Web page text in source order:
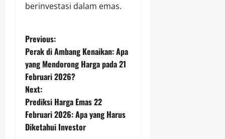
berinvestasi dalam emas.
P
o
s
t
n
Previous:
Perak di Ambang Kenaikan: Apa
yang Mendorong Harga pada 21
Februari 2026?
Next:
Prediksi Harga Emas 22
Februari 2026: Apa yang Harus
Diketahui Investor